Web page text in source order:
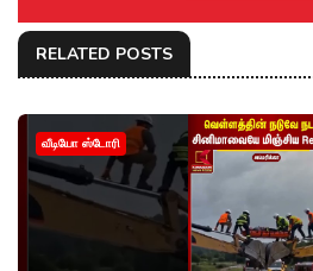
RELATED POSTS
வீடியோ ஸ்டோரி